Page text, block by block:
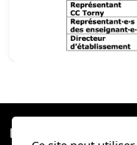
Etablissement
Etre parents à l'heure
Devoirs surveillés